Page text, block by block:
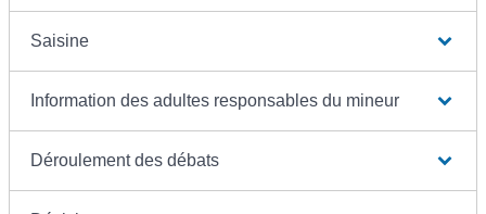
Saisine
Information des adultes responsables du mineur
Déroulement des débats